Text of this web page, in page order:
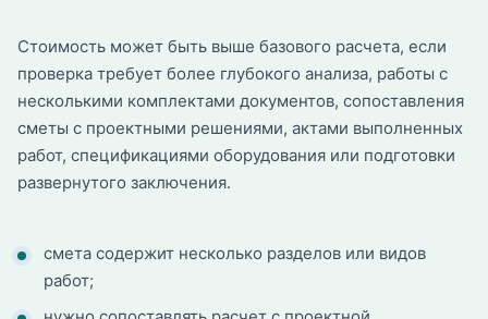
Стоимость может быть выше базового расчета, если
проверка требует более глубокого анализа, работы с
несколькими комплектами документов, сопоставления
сметы с проектными решениями, актами выполненных
работ, спецификациями оборудования или подготовки
развернутого заключения.
смета содержит несколько разделов или видов
работ;